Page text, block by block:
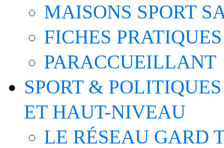
MAISONS SPORT
FICHES PRATIQUES
PARACCUEILLANT
SPORT &
ET HAUT-NIVEAU
LE RÉSEAU GARD